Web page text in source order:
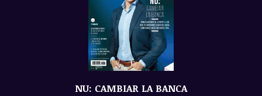
NU: CAMBIAR LA BANCA